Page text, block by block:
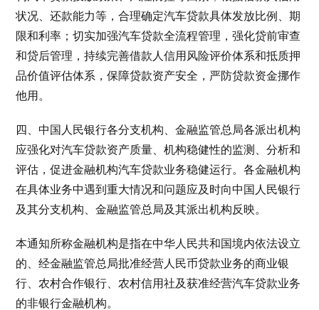
状况、还款能力等，合理确定汽车贷款具体发放比例、期
限和利率；切实加强汽车贷款全流程管理，强化贷前审查
和贷后管理，持续完善借款人信用风险评价体系和抵质押
品价值评估体系，保障贷款资产安全，严防贷款资金挪作
他用。
四、中国人民银行各分支机构、金融监管总局各派出机构
应强化对汽车贷款资产质量、机构稳健性的监测、分析和
评估，促进金融机构汽车贷款业务稳健运行。各金融机构
在具体业务中遇到重大情况和问题应及时向中国人民银行
及其分支机构、金融监管总局及其派出机构反映。
本通知所称金融机构是指在中华人民共和国境内依法设立
的、经金融监管总局批准经营人民币贷款业务的商业银
行、农村合作银行、农村信用社及获准经营汽车贷款业务
的非银行金融机构。